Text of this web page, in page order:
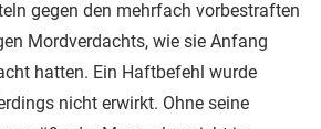
gegen den mehrfach vorbestraften
Mordverdachts, wie sie Anfang
hatten. Ein Haftbefehl wurde
nicht erwirkt. Ohne seine